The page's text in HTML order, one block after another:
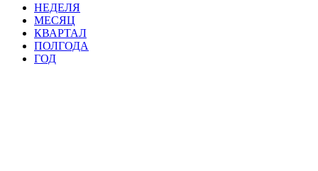
НЕДЕЛЯ
МЕСЯЦ
КВАРТАЛ
ПОЛГОДА
ГОД